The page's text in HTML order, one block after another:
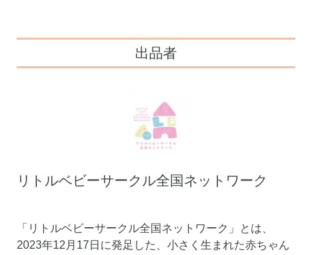
出品者
リトルベビーサークル全国ネットワーク
「リトルベビーサークル全国ネットワーク」とは、
2023年12月17日に発足した、小さく生まれた赤ちゃん